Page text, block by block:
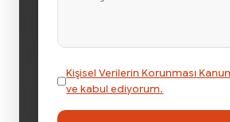
Kişisel Verilerin Korunması
ve kabul ediyorum.